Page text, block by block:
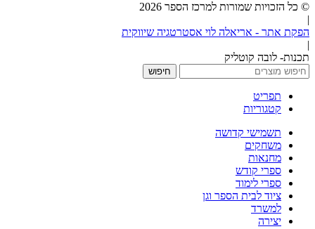
© כל הזכויות שמורות למרכז הספר 2026
|
הפקת אתר - אריאלה לוי אסטרטגיה שיווקית
|
תכנות- לובה קוטליק
חיפוש
תפריט
קטגוריות
תשמישי קדושה
משחקים
מחנאות
ספרי קודש
ספרי לימוד
ציוד לבית הספר וגן
למשרד
יצירה